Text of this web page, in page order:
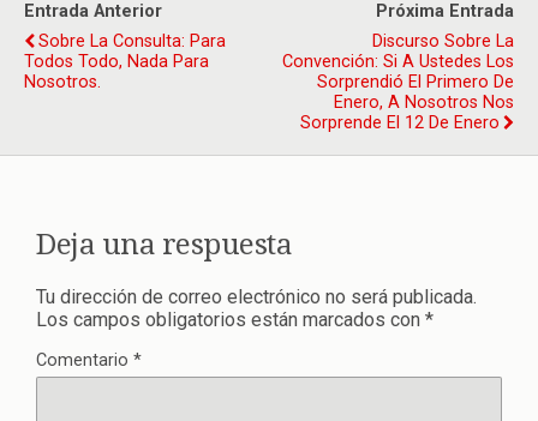
Entrada Anterior
Sobre La Consulta: Para
Todos Todo, Nada Para
Nosotros.
Próxima Entrada
Discurso Sobre La
Convención: Si A Ustedes Los
Sorprendió El Primero De
Enero, A Nosotros Nos
Sorprende El 12 De Enero
Deja una respuesta
Tu dirección de correo electrónico no será publicada.
Los campos obligatorios están marcados con *
Comentario *